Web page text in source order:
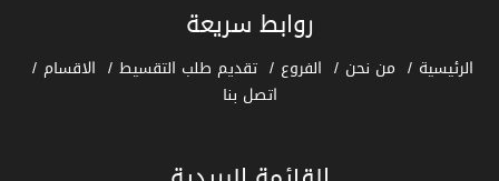
روابط سريعة
الرئيسية من نحن الفروع تقديم طلب التقسيط
الاقسام
اتصل بنا